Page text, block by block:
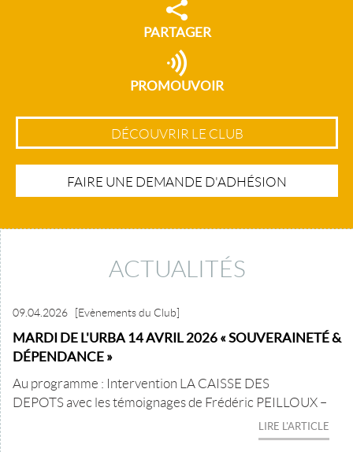
PARTAGER
PROMOUVOIR
DÉCOUVRIR LE CLUB
FAIRE UNE DEMANDE D'ADHÉSION
ACTUALITÉS
09.04.2026 [Evènements du Club]
MARDI DE L'URBA 14 AVRIL 2026 « SOUVERAINETÉ &
DÉPENDANCE »
Au programme : Intervention LA CAISSE DES
DEPOTS avec les témoignages de Frédéric PEILLOUX –
LIRE L'ARTICLE